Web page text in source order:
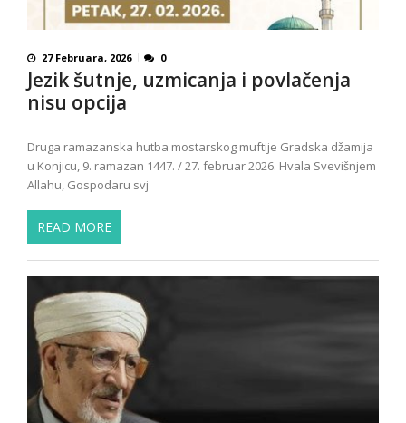
27 Februara, 2026 0
Jezik šutnje, uzmicanja i povlačenja
nisu opcija
Druga ramazanska hutba mostarskog muftije Gradska džamija
u Konjicu, 9. ramazan 1447. / 27. februar 2026. Hvala Svevišnjem
Allahu, Gospodaru svj
READ MORE